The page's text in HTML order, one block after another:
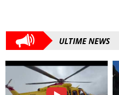
ULTIME NEWS